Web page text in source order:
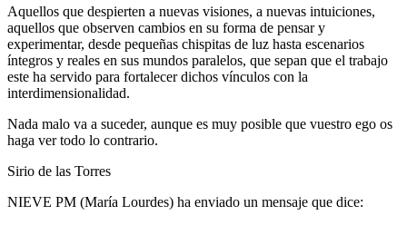
Aquellos que despierten a nuevas visiones, a nuevas intuiciones,
aquellos que observen cambios en su forma de pensar y
experimentar, desde pequeñas chispitas de luz hasta escenarios
íntegros y reales en sus mundos paralelos, que sepan que el trabajo
este ha servido para fortalecer dichos vínculos con la
interdimensionalidad.
Nada malo va a suceder, aunque es muy posible que vuestro ego os
haga ver todo lo contrario.
Sirio de las Torres
NIEVE PM (María Lourdes) ha enviado un mensaje que dice: